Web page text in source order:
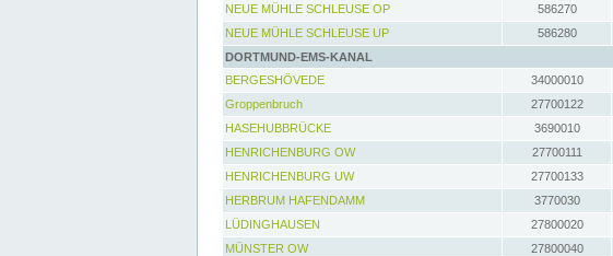
NEUE MÜHLE SCHLEUSE OP
586270
NEUE MÜHLE SCHLEUSE UP
586280
DORTMUND-EMS-KANAL
BERGESHÖVEDE
34000010
Groppenbruch
27700122
HASEHUBBRÜCKE
3690010
HENRICHENBURG OW
27700111
HENRICHENBURG UW
27700133
HERBRUM HAFENDAMM
3770030
LÜDINGHAUSEN
27800020
MÜNSTER OW
27800040